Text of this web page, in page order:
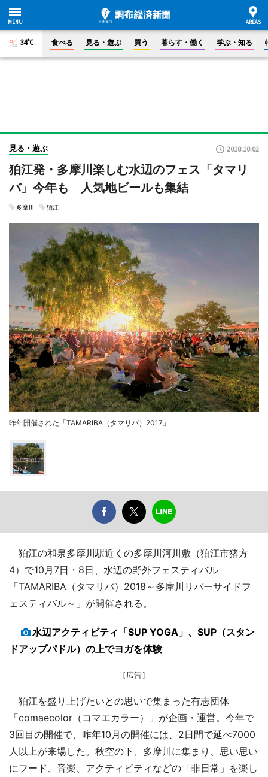
34°C 食べる 見る・遊ぶ 買う 暮らす・働く 学ぶ・知る
見る・遊ぶ 2018.10.02
狛江発・多摩川楽しむ水辺のフェス「タマリ
バ」今年も 人気地ビールも集結
多摩川 狛江
昨年開催された「TAMARIBA（タマリバ）2017」
狛江の和泉多摩川駅近くの多摩川河川敷（狛江市猪方
4）で10月7日・8日、水辺の野外フェスティバル
「TAMARIBA（タマリバ）2018～多摩川リバーサイドフ
ェスティバル～」が開催される。
水辺アクティビティ「SUP YOGA」、SUP（スタン
ドアップパドル）の上でヨガを体験
［広告］
狛江を盛り上げたいとの思いで集まった有志団体
「comaecolor（コマエカラー）」が企画・運営。今年で
3回目の開催で、昨年10月の開催には、2日間で延べ7000
人以上が来場した。秋空の下、多摩川に集まり、思い思い
にフード、音楽、アクティビティなどの「非日常」を楽し